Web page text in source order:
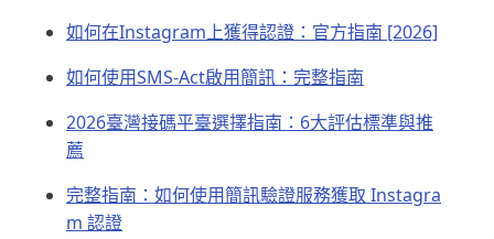
如何在Instagram上獲得認證：官方指南 [2026]
如何使用SMS-Act啟用簡訊：完整指南
2026臺灣接碼平臺選擇指南：6大評估標準與推
薦
完整指南：如何使用簡訊驗證服務獲取 Instagra
m 認證